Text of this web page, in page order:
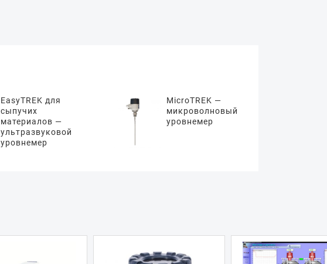
EasyTREK для
сыпучих
материалов —
ультразвуковой
уровнемер
MicroTREK —
микроволновый
уровнемер